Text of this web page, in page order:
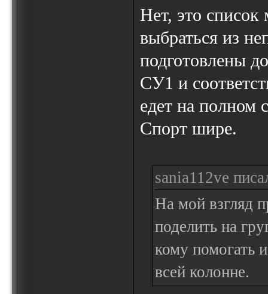
Нет, это
выбраться из
подготовлены
СУ1 и
едет на полном
Спорт шире.
sania112ve
На мой взгляд
поделить на
кому помогать
всей колонне.